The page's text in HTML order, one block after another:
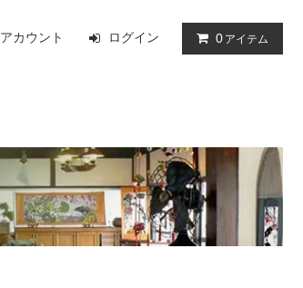
アカウント ログイン 0 アイテム